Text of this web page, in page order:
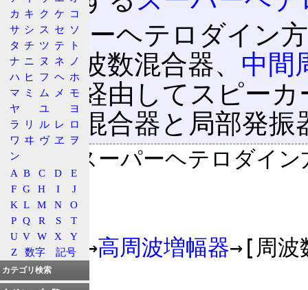
スーパーヘテロダイン
器、周波数混合器、 中間
幅器 を経由してスピー
周波数混合器と局部発
構成(スーパーヘテロダイ
空中線→高周波増幅器→[周波
─┐
カ キ ク ケ コ
サ シ ス セ ソ
タ チ ツ テ
ト
ナ ニ ヌ ネ
ノ
ハ ヒ フ ヘ ホ
マ ミ ム メ
モ
ヤ
ユ
ヨ
ラ
リ ル レ ロ
ワ ヰ ヴ ヱ
ヲ
ン
A B C D
E
F G H I
J
K L M N
O
P Q R S
T
U V W X
Y
Z
数字 記号
カテゴリ検索